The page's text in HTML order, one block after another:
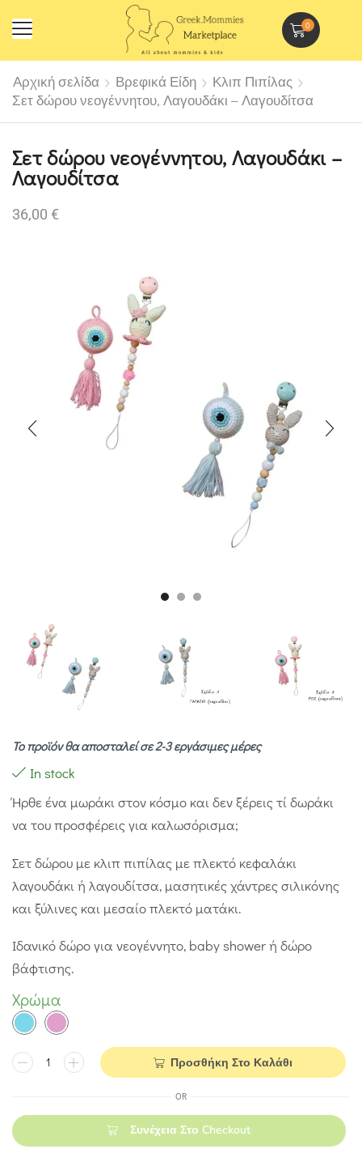
0
Αρχική σελίδα Βρεφικά Είδη
Κλιπ Πιπίλας
Σετ δώρου νεογέννητου, Λαγουδάκι – Λαγουδίτσα
Σετ δώρου νεογέννητου, Λαγουδάκι –
Λαγουδίτσα
36,00 €
Το προϊόν θα αποσταλεί σε 2-3 εργάσιμες μέρες
In stock
Ήρθε ένα μωράκι στον κόσμο και δεν ξέρεις τί δωράκι
να του προσφέρεις για καλωσόρισμα;
Σετ δώρου με κλιπ πιπίλας με πλεκτό κεφαλάκι
λαγουδάκι ή λαγουδίτσα, μασητικές χάντρες σιλικόνης
και ξύλινες και μεσαίο πλεκτό ματάκι.
Ιδανικό δώρο για νεογέννητο, baby shower ή δώρο
βάφτισης.
Χρώμα
Προσθήκη Στο Καλάθι
OR
Συνέχεια Στο Checkout